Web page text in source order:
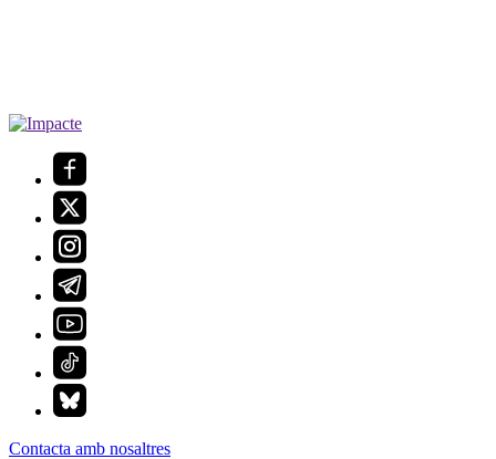
Contacta amb nosaltres